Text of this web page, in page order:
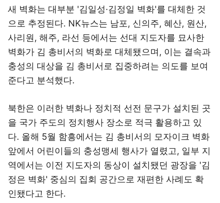
새 벽화는 대부분 '김일성·김정일 벽화'를 대체한 것
으로 추정된다. NK뉴스는 남포, 신의주, 혜산, 원산,
사리원, 해주, 라선 등에서는 선대 지도자를 묘사한
벽화가 김 총비서의 벽화로 대체됐으며, 이는 결속과
충성의 대상을 김 총비서로 집중하려는 의도를 보여
준다고 분석했다.
북한은 이러한 벽화나 정치적 선전 문구가 설치된 곳
을 국가 주도의 정치행사 장소로 적극 활용하고 있
다. 올해 5월 함흥에서는 김 총비서의 모자이크 벽화
앞에서 어린이들의 충성맹세 행사가 열렸고, 일부 지
역에서는 이전 지도자의 동상이 설치됐던 광장을 '김
정은 벽화' 중심의 집회 공간으로 재편한 사례도 확
인됐다고 한다.